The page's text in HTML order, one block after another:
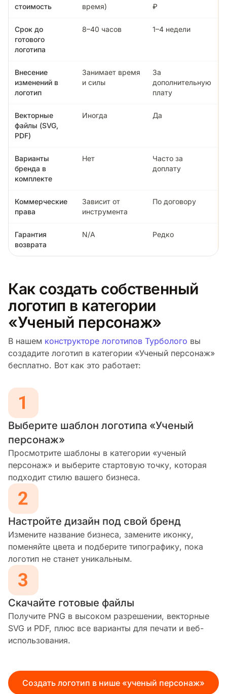
стоимость
время)
₽
Срок до
готового
логотипа
8–40 часов 1–4 недели
Внесение
изменений в
логотип
Занимает время
и силы
За
дополнительную
плату
Векторные
файлы (SVG,
PDF)
Иногда Да
Варианты
бренда в
комплекте
Нет
Часто за
доплату
Коммерческие
права
Зависит от
инструмента
По договору
Гарантия
возврата
N/A Редко
Как создать собственный
логотип в категории
«Ученый персонаж»
В нашем конструкторе логотипов Турболого вы
создадите логотип в категории «Ученый персонаж»
бесплатно. Вот как это работает:
Выберите шаблон логотипа «Ученый
персонаж»
Просмотрите шаблоны в категории «ученый
персонаж» и выберите стартовую точку, которая
подходит стилю вашего бизнеса.
Настройте дизайн под свой бренд
Измените название бизнеса, замените иконку,
поменяйте цвета и подберите типографику, пока
логотип не станет уникальным.
Скачайте готовые файлы
Получите PNG в высоком разрешении, векторные
SVG и PDF, плюс все варианты для печати и веб-
использования.
Создать логотип в нише «ученый персонаж»